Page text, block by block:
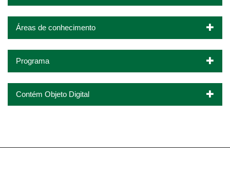
Áreas de conhecimento
Programa
Contém Objeto Digital